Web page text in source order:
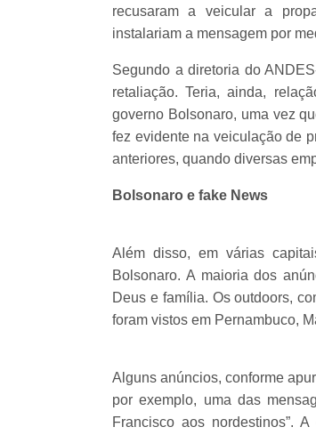
recusaram a veicular a
instalariam a mensagem por
Segundo a diretoria do
retaliação. Teria, ainda,
governo Bolsonaro, uma vez
fez evidente na veiculação de
anteriores, quando diversas
Bolsonaro e fake News
Além disso, em várias
Bolsonaro. A maioria dos
Deus e família. Os outdoors,
foram vistos em Pernambuco,
Alguns anúncios, conforme
por exemplo, uma das
Francisco aos nordestinos”.